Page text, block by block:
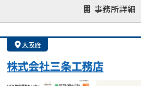
事務所詳細
士業連携有り
大阪府
株式会社三条工務店